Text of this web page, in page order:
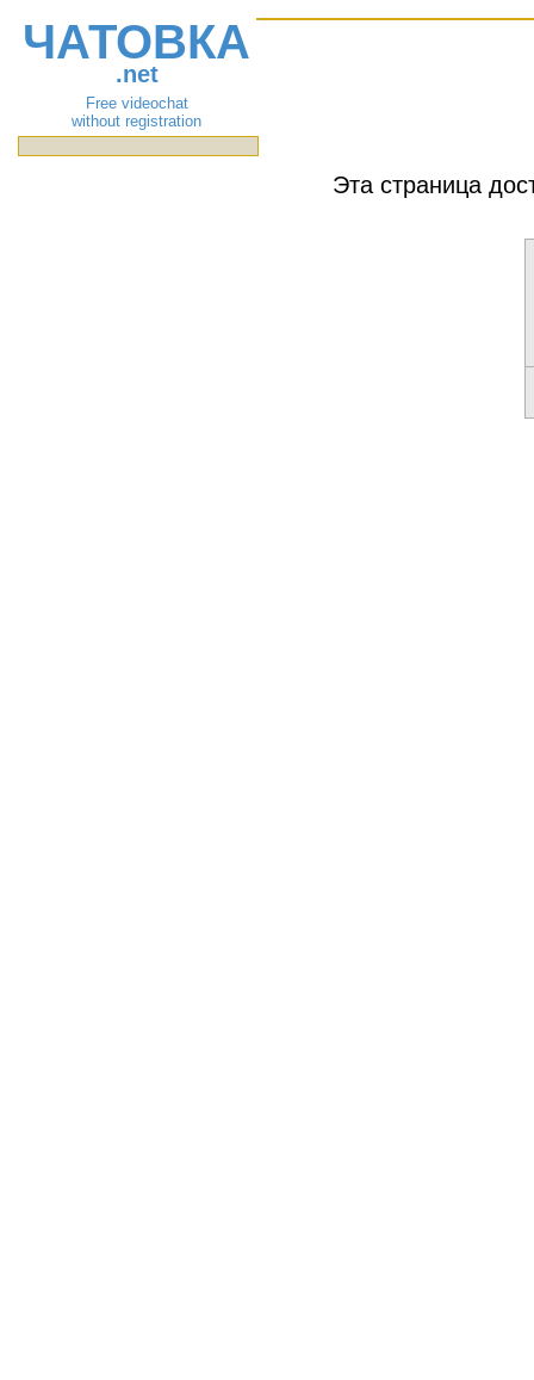
ЧАТОВКА
.net
Free videochat
without registration
Эта страница